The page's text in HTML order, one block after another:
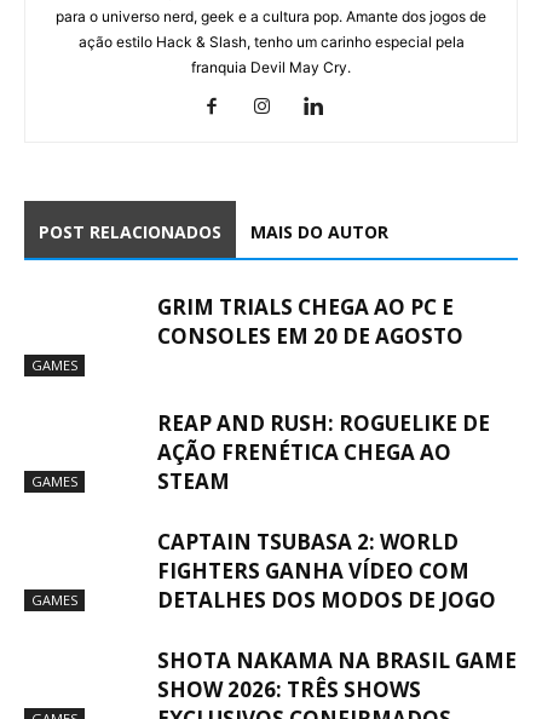
para o universo nerd, geek e a cultura pop. Amante dos jogos de
ação estilo Hack & Slash, tenho um carinho especial pela
franquia Devil May Cry.
POST RELACIONADOS MAIS DO AUTOR
GAMES
GRIM TRIALS CHEGA AO PC E
CONSOLES EM 20 DE AGOSTO
GAMES
REAP AND RUSH: ROGUELIKE DE
AÇÃO FRENÉTICA CHEGA AO
STEAM
GAMES
CAPTAIN TSUBASA 2: WORLD
FIGHTERS GANHA VÍDEO COM
DETALHES DOS MODOS DE JOGO
SHOTA NAKAMA NA BRASIL GAME
SHOW 2026: TRÊS SHOWS